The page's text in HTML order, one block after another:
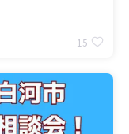
15